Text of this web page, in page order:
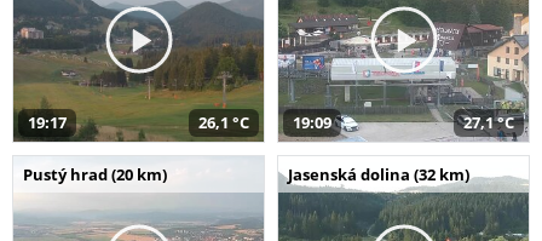
19:17 26,1 °C 19:09 27,1 °C
Pustý hrad (20 km) Jasenská dolina (32 km)